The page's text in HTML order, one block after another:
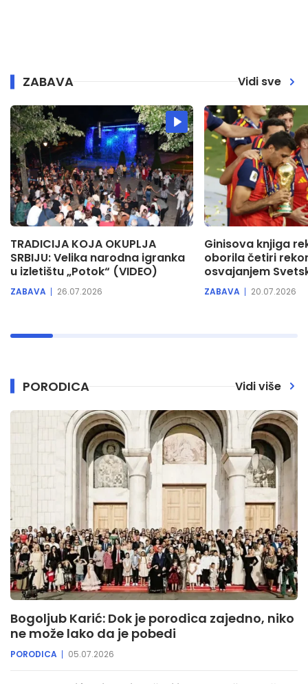
22:55
EPP 7
23:00
Dnevnik
23:30
Reč po reč - Tanja Rađenović
ZABAVA Vidi sve
TRADICIJA KOJA OKUPLJA
SRBIJU: Velika narodna igranka
u izletištu „Potok“ (VIDEO)
ZABAVA 26.07.2026
Ginisova knjiga
oborila četiri
osvajanjem
ZABAVA 20.07.2026
PORODICA Vidi više
Bogoljub Karić: Dok je porodica zajedno, niko
ne može lako da je pobedi
PORODICA 05.07.2026